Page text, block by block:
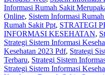
Informasi Rumah Sakit
Online, Sistem Informasi
Rumah Sakit Ppt, STRATEGI
INFORMASI KESEHATAN,
Strategi Sistem Informasi
Kesehatan 2023 Pdf, Strategi
Terbaru, Strategi Sistem
Strategi Sistem Informasi